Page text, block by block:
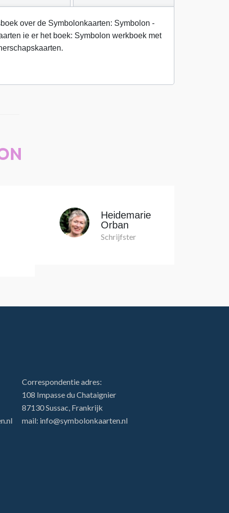
over de Symbolonkaarten: Symbolon -
ie er het boek: Symbolon werkboek met
Heidemarie
Orban
Schrijfster
Correspondentie adres:
108 Impasse du Chataignier
87130 Sussac, Frankrijk
mail: info@symbolonkaarten.nl